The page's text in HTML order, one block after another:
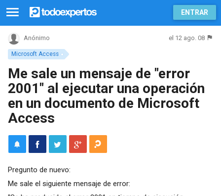
ENTRAR
Microsoft Access
Anónimo el 12 ago. 08
Me sale un mensaje de "error
2001" al ejecutar una operación
en un documento de Microsoft
Access
Pregunto de nuevo:
Me sale el siguiente mensaje de error: